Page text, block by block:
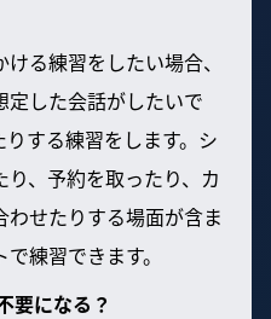
る練習をしたい場合、
定した会話がしたいで
する練習をします。シ
、予約を取ったり、カ
わせたりする場面が含ま
練習できます。
要になる？